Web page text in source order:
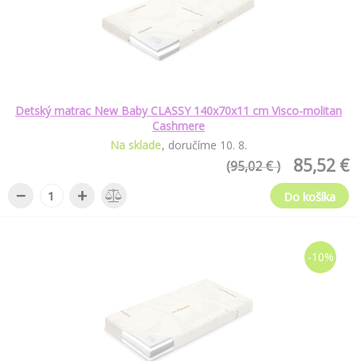
Detský matrac New Baby CLASSY 140x70x11 cm Visco-molitan
Cashmere
Na sklade doručíme 10. 8.
85,52 €
(95,02 € )
− + Do košíka
-10%